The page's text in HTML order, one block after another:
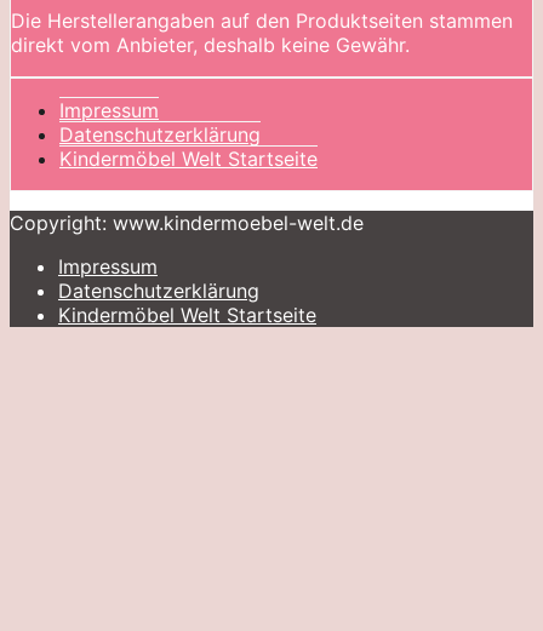
Die Herstellerangaben auf den Produktseiten stammen
direkt vom Anbieter, deshalb keine Gewähr.
Impressum
Datenschutzerklärung
Kindermöbel Welt Startseite
Copyright: www.kindermoebel-welt.de
Impressum
Datenschutzerklärung
Kindermöbel Welt Startseite